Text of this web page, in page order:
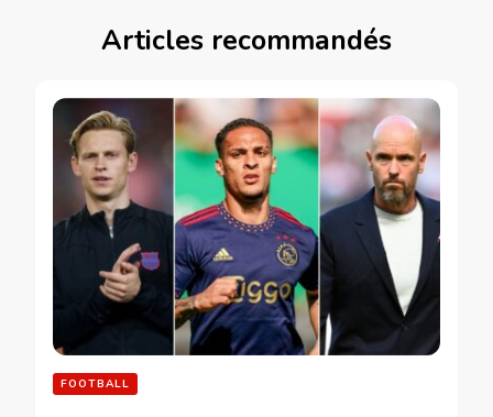
Articles recommandés
FOOTBALL